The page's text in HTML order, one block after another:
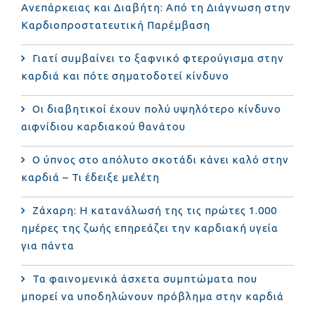
Ανεπάρκειας και Διαβήτη: Από τη Διάγνωση στην
Καρδιοπροστατευτική Παρέμβαση
Γιατί συμβαίνει το ξαφνικό φτερούγισμα στην
καρδιά και πότε σηματοδοτεί κίνδυνο
Οι διαβητικοί έχουν πολύ υψηλότερο κίνδυνο
αιφνίδιου καρδιακού θανάτου
Ο ύπνος στο απόλυτο σκοτάδι κάνει καλό στην
καρδιά – Τι έδειξε μελέτη
Ζάχαρη: Η κατανάλωσή της τις πρώτες 1.000
ημέρες της ζωής επηρεάζει την καρδιακή υγεία
για πάντα
Τα φαινομενικά άσχετα συμπτώματα που
μπορεί να υποδηλώνουν πρόβλημα στην καρδιά